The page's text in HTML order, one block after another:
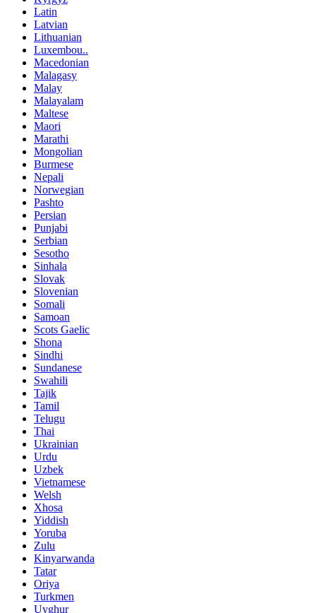
Latin
Latvian
Lithuanian
Luxembou..
Macedonian
Malagasy
Malay
Malayalam
Maltese
Maori
Marathi
Mongolian
Burmese
Nepali
Norwegian
Pashto
Persian
Punjabi
Serbian
Sesotho
Sinhala
Slovak
Slovenian
Somali
Samoan
Scots Gaelic
Shona
Sindhi
Sundanese
Swahili
Tajik
Tamil
Telugu
Thai
Ukrainian
Urdu
Uzbek
Vietnamese
Welsh
Xhosa
Yiddish
Yoruba
Zulu
Kinyarwanda
Tatar
Oriya
Turkmen
Uyghur